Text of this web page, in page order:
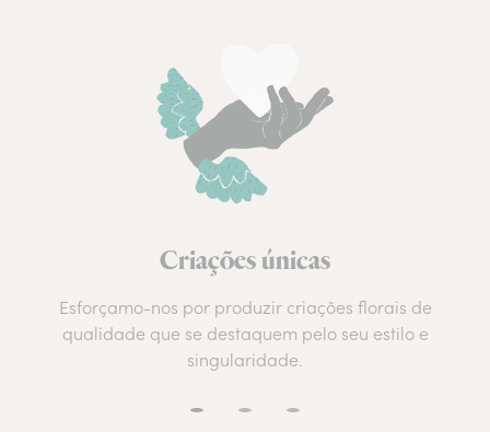
Criações únicas
Esforçamo-nos por produzir criações florais de
qualidade que se destaquem pelo seu estilo e
singularidade.